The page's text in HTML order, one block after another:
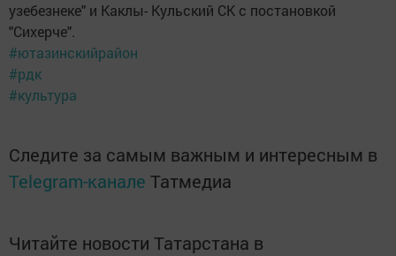
узебезнеке" и Каклы- Кульский СК с постановкой
"Сихерче".
#ютазинскийрайон
#рдк
#культура
Следите за самым важным и интересным в
Telegram-канале Татмедиа
Читайте новости Татарстана в